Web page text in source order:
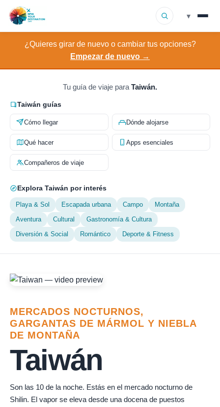
▾
Destinos
Cómo funciona
Sobre nosotros
Contacto
¿Quieres girar de nuevo o cambiar tus opciones?
Empezar de nuevo →
Tu guía de viaje para Taiwán.
Taiwán guías
Cómo llegar Dónde alojarse
Qué hacer Apps esenciales
Compañeros de viaje
Explora Taiwán por interés
Playa & Sol Escapada urbana Campo
Montaña
Aventura
Cultural
Gastronomía & Cultura
Diversión & Social
Romántico Deporte & Fitness
MERCADOS NOCTURNOS,
GARGANTAS DE MÁRMOL Y NIEBLA
DE MONTAÑA
Taiwán
Son las 10 de la noche. Estás en el mercado nocturno de
Shilin. El vapor se eleva desde una docena de puestos